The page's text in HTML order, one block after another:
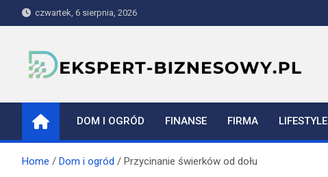
to
czwartek, 6 sierpnia, 2026
ekspert-biznesowy.pl
DOM I OGRÓD FINANSE FIRMA LIFESTYLE
Home Dom i ogród Przycinanie świerków od dołu